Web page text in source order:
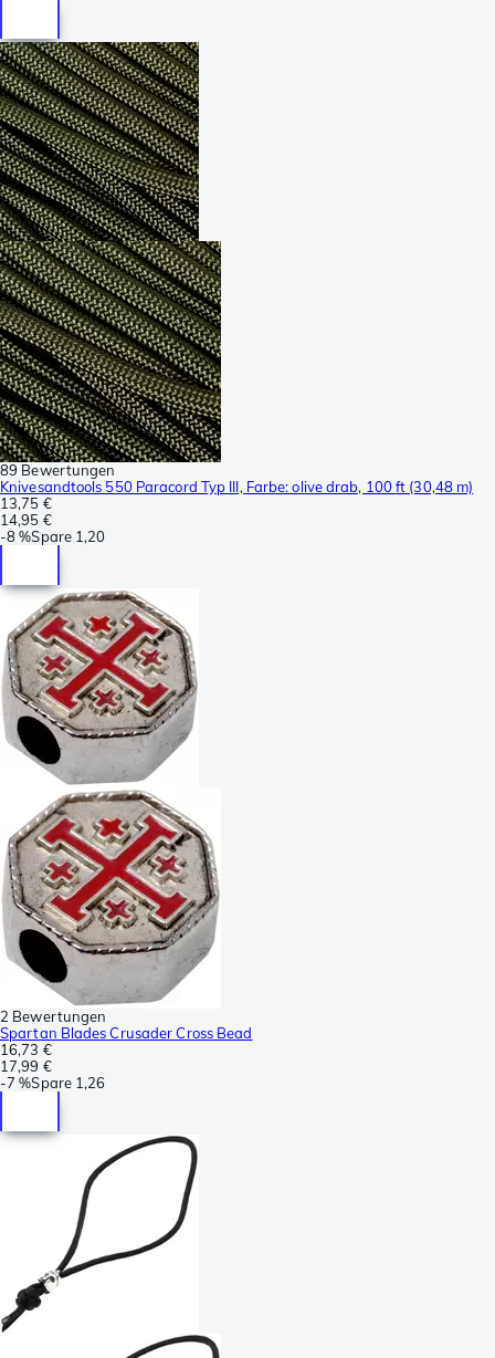
89 Bewertungen
Knivesandtools 550 Paracord Typ III, Farbe: olive drab, 100 ft (30,48 m)
13,75 €
14,95 €
-8 %Spare 1,20
2 Bewertungen
Spartan Blades Crusader Cross Bead
16,73 €
17,99 €
-7 %Spare 1,26